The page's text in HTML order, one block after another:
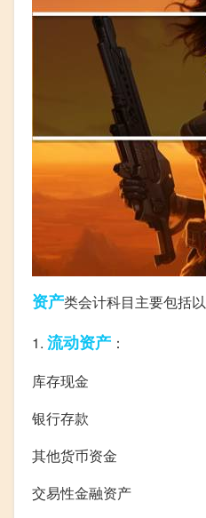
资产类会计科目主要包括
1. 流动资产 ：
库存现金
银行存款
其他货币资金
交易性金融资产